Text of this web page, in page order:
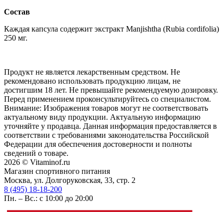
Состав
Каждая капсула содержит экстракт Manjishtha (Rubia cordifolia)
250 мг.
Продукт не является лекарственным средством. Не
рекомендовано использовать продукцию лицам, не
достигшим 18 лет. Не превышайте рекомендуемую дозировку.
Перед применением проконсультируйтесь со специалистом.
Внимание: Изображения товаров могут не соответствовать
актуальному виду продукции. Актуальную информацию
уточняйте у продавца. Данная информация предоставляется в
соответствии с требованиями законодательства Российской
Федерации для обеспечения достоверности и полноты
сведений о товаре.
2026 © Vitaminof.ru
Магазин спортивного питания
Москва, ул. Долгоруковская, 33, стр. 2
8 (495) 18-18-200
Пн. – Вс.: с 10:00 до 20:00